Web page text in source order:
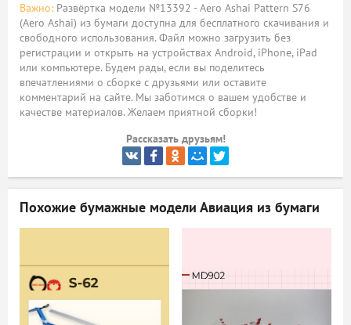
Важно: Развёртка модели №13392 - Aero Ashai Pattern S76
(Aero Ashai) из бумаги доступна для бесплатного скачивания и
свободного использования. Файл можно загрузить без
регистрации и открыть на устройствах Android, iPhone, iPad
или компьютере. Будем рады, если вы поделитесь
впечатлениями о сборке с друзьями или оставите
комментарий на сайте. Мы заботимся о вашем удобстве и
качестве материалов. Желаем приятной сборки!
Рассказать друзьям!
Похожие бумажные модели Авиация из бумаги